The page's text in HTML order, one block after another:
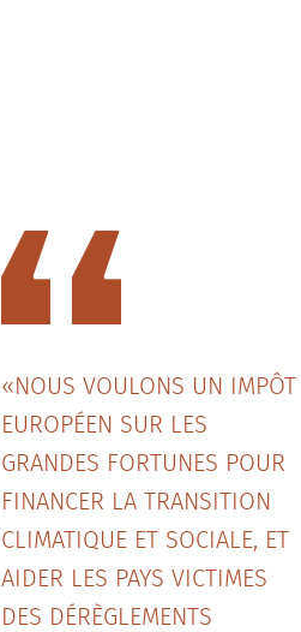
«NOUS VOULONS UN IMPÔT
EUROPÉEN SUR LES
GRANDES FORTUNES POUR
FINANCER LA TRANSITION
CLIMATIQUE ET SOCIALE, ET
AIDER LES PAYS VICTIMES
DES DÉRÈGLEMENTS